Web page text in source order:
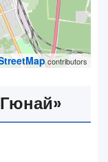
contributors